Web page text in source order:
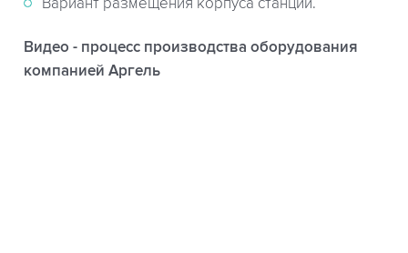
Видео - процесс производства оборудования
компанией Аргель